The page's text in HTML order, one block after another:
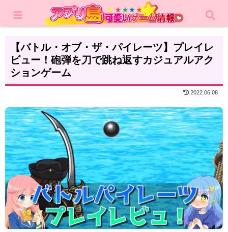
レビュー カジュアルゲーム
【バトル・オブ・ザ・パイレーツ】プレイレ
ビュー！砲弾を刀で跳ね返すカジュアルアク
ションゲーム
2022.06.08